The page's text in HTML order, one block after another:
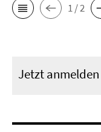
1 / 2
Jetzt anmelden